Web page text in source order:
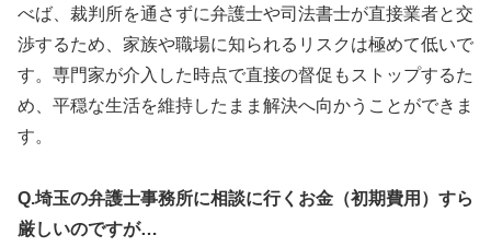
べば、裁判所を通さずに弁護士や司法書士が直接業者と交
渉するため、家族や職場に知られるリスクは極めて低いで
す。専門家が介入した時点で直接の督促もストップするた
め、平穏な生活を維持したまま解決へ向かうことができま
す。
Q.埼玉の弁護士事務所に相談に行くお金（初期費用）すら
厳しいのですが…